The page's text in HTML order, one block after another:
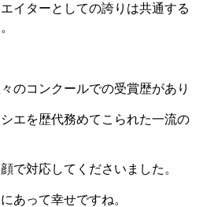
イターとしての誇りは共通する
のコンクールでの受賞歴があり
エを歴代務めてこられた一流の
で対応してくださいました。
あって幸せですね。